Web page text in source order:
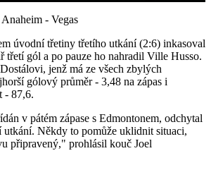
Video
Anaheim - Vegas
úvodní třetiny třetího utkání (2:6) inkasoval
třetí gól a po pauze ho nahradil Ville Husso.
jenž má ze všech zbylých
gólový průměr - 3,48 na zápas i
- 87,6.
v pátém zápase s Edmontonem, odchytal
Někdy to pomůže uklidnit situaci,
připravený," prohlásil kouč Joel